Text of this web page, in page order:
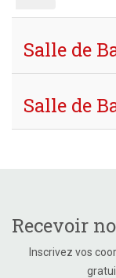
Salle de
Salle de
Recevoir
Inscrivez vos